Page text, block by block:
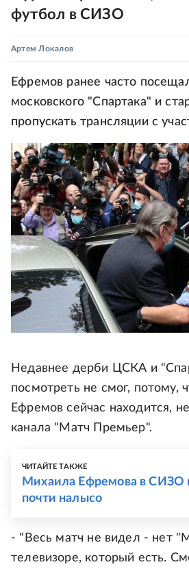
футбол в СИЗО
Артем Локалов
Ефремов ранее часто
московского "Спартака" и
пропускать трансляции с
Недавнее дерби ЦСКА и
посмотреть не смог, потому,
Ефремов сейчас находится,
канала "Матч Премьер".
ЧИТАЙТЕ ТАКЖЕ
Михаила Ефремова в СИЗО
почти налысо
- "Весь матч не видел - нет
телевизоре, который есть.